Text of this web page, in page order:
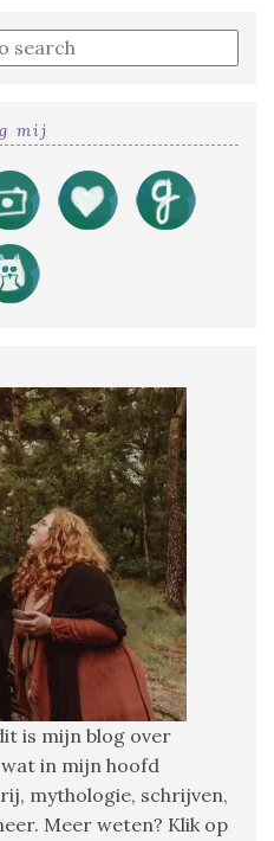
mij
is mijn blog over
in mijn hoofd
mythologie, schrijven,
Meer weten? Klik op